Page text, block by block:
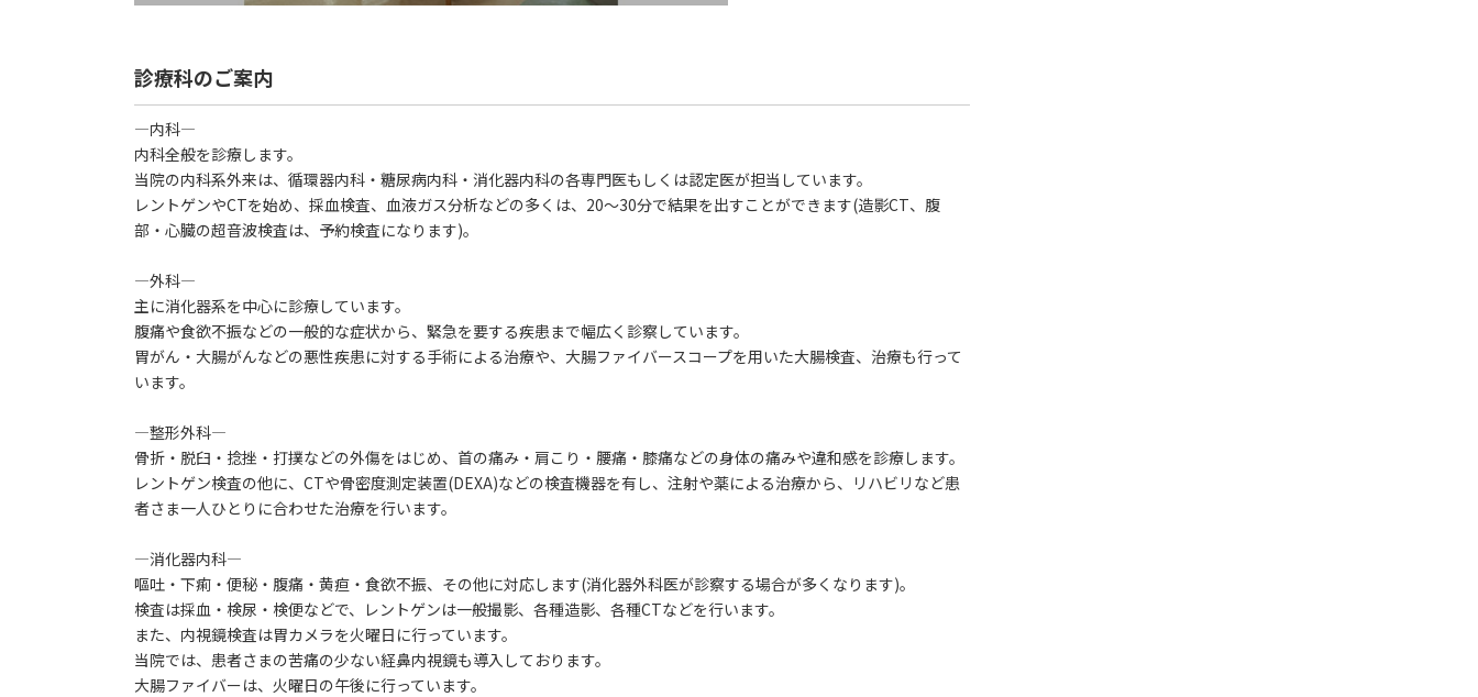
診療科のご案内
―内科―
内科全般を診療します。
当院の内科系外来は、循環器内科・糖尿病内科・消化器内科の各専門医もしくは認定医が担当しています。
レントゲンやCTを始め、採血検査、血液ガス分析などの多くは、20～30分で結果を出すことができます(造影CT、腹
部・心臓の超音波検査は、予約検査になります)。
―外科―
主に消化器系を中心に診療しています。
腹痛や食欲不振などの一般的な症状から、緊急を要する疾患まで幅広く診察しています。
胃がん・大腸がんなどの悪性疾患に対する手術による治療や、大腸ファイバースコープを用いた大腸検査、治療も行って
います。
―整形外科―
骨折・脱臼・捻挫・打撲などの外傷をはじめ、首の痛み・肩こり・腰痛・膝痛などの身体の痛みや違和感を診療します。
レントゲン検査の他に、CTや骨密度測定装置(DEXA)などの検査機器を有し、注射や薬による治療から、リハビリなど患
者さま一人ひとりに合わせた治療を行います。
―消化器内科―
嘔吐・下痢・便秘・腹痛・黄疸・食欲不振、その他に対応します(消化器外科医が診察する場合が多くなります)。
検査は採血・検尿・検便などで、レントゲンは一般撮影、各種造影、各種CTなどを行います。
また、内視鏡検査は胃カメラを火曜日に行っています。
当院では、患者さまの苦痛の少ない経鼻内視鏡も導入しております。
大腸ファイバーは、火曜日の午後に行っています。